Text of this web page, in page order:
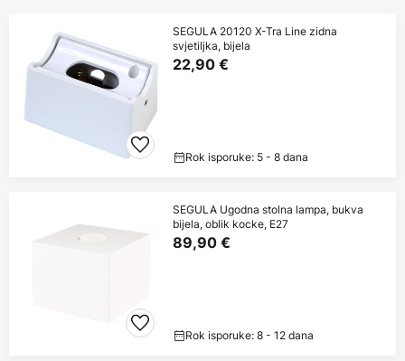
SEGULA 20120 X-Tra Line zidna
svjetiljka, bijela
22,90 €
Rok isporuke: 5 - 8 dana
SEGULA Ugodna stolna lampa, bukva
bijela, oblik kocke, E27
89,90 €
Rok isporuke: 8 - 12 dana